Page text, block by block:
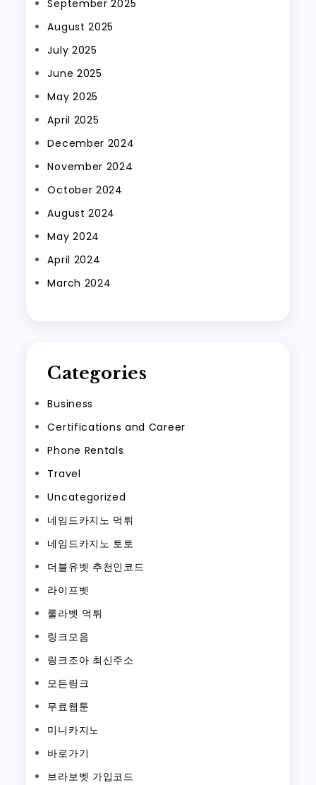
September 2025
August 2025
July 2025
June 2025
May 2025
April 2025
December 2024
November 2024
October 2024
August 2024
May 2024
April 2024
March 2024
Categories
Business
Certifications and Career
Phone Rentals
Travel
Uncategorized
네임드카지노 먹튀
네임드카지노 토토
더블유벳 추천인코드
라이프벳
룰라벳 먹튀
링크모음
링크조아 최신주소
모든링크
무료웹툰
미니카지노
바로가기
브라보벳 가입코드